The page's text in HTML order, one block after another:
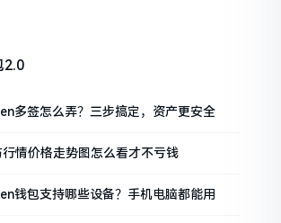
2.0
多签怎么弄？三步搞定，资产更安全
行情价格走势图怎么看才不亏钱
钱包支持哪些设备？手机电脑都能用